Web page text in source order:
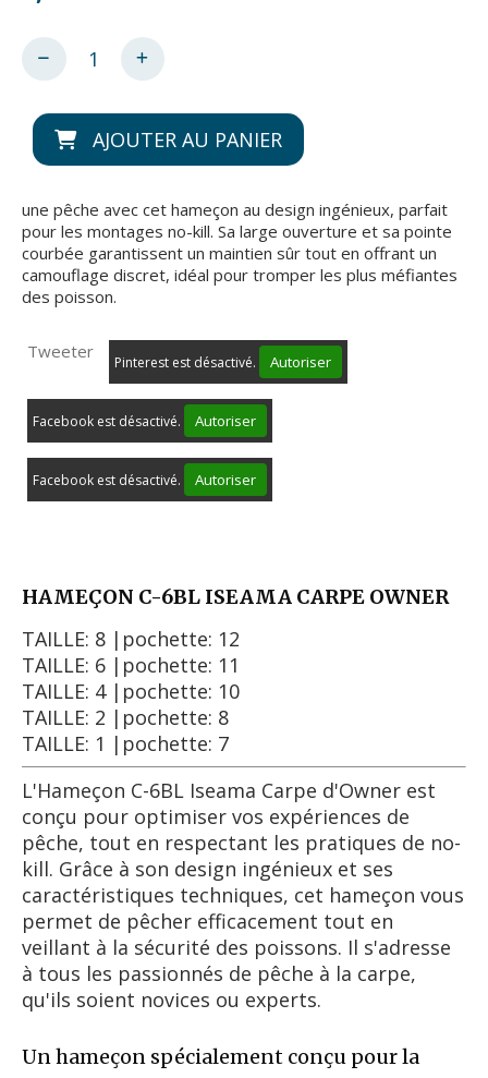
AJOUTER AU PANIER
une pêche avec cet hameçon au design ingénieux, parfait
pour les montages no-kill. Sa large ouverture et sa pointe
courbée garantissent un maintien sûr tout en offrant un
camouflage discret, idéal pour tromper les plus méfiantes
des poisson.
Tweeter
Pinterest est désactivé. Autoriser
Facebook est désactivé. Autoriser
Facebook est désactivé. Autoriser
HAMEÇON C-6BL ISEAMA CARPE OWNER
TAILLE: 8 |pochette: 12
TAILLE: 6 |pochette: 11
TAILLE: 4 |pochette: 10
TAILLE: 2 |pochette: 8
TAILLE: 1 |pochette: 7
L'Hameçon C-6BL Iseama Carpe d'Owner est
conçu pour optimiser vos expériences de
pêche, tout en respectant les pratiques de no-
kill. Grâce à son design ingénieux et ses
caractéristiques techniques, cet hameçon vous
permet de pêcher efficacement tout en
veillant à la sécurité des poissons. Il s'adresse
à tous les passionnés de pêche à la carpe,
qu'ils soient novices ou experts.
Un hameçon spécialement conçu pour la